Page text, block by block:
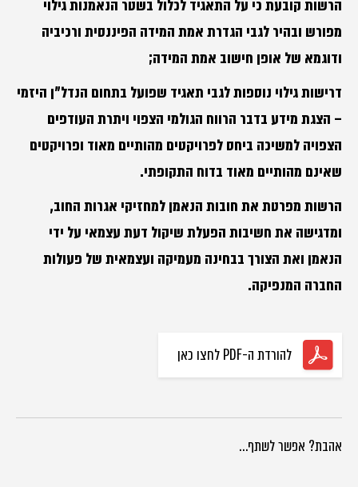
הרשות קובעת כי על התאגיד לכלול בשטר הנאמנות גילוי
מפורש ובהיר לגבי הגדרת אמת המידה הפיננסית ורכיביה
ודוגמא של אופן חישוב אמת המידה;
דרישות גילוי נוספות לגבי תאגיד שפועל בתחום הנדל"ן היזמי
– הצגת מידע בדבר הרווח הגולמי הצפוי ויתרת העודפים
הצפויה למשיכה ביחס לפרויקטים מהותיים מאוד ופרויקטים
שאינם מהותיים מאוד בדוח התקופתי.
הרשות מפרטת את חובות הנאמן למחזיקי אגרות החוב,
ומדגישה את חשיבות הפעלת שיקול דעת עצמאי על ידי
הנאמן ואת הצורך בבחינה מעמיקה ועצמאית של פעולות
החברה המנפיקה.
להורדת ה-PDF לחצו כאן
אהבת? אפשר לשתף…